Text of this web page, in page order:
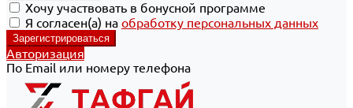
Хочу участвовать в бонусной программе
Я согласен(а) на обработку персональных данных
Авторизация
По Email или номеру телефона